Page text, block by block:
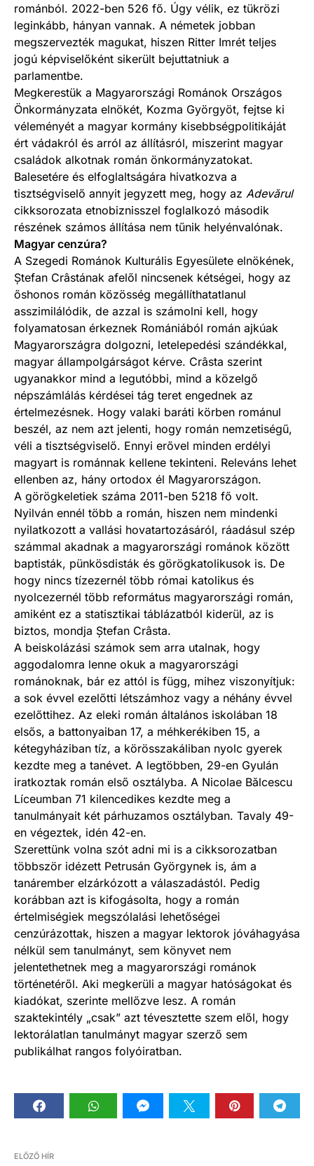
románból. 2022-ben 526 fő. Úgy vélik, ez tükrözi
leginkább, hányan vannak. A németek jobban
megszervezték magukat, hiszen Ritter Imrét teljes
jogú képviselőként sikerült bejuttatniuk a
parlamentbe.
Megkerestük a Magyarországi Románok Országos
Önkormányzata elnökét, Kozma Györgyöt, fejtse ki
véleményét a magyar kormány kisebbségpolitikáját
ért vádakról és arról az állításról, miszerint magyar
családok alkotnak román önkormányzatokat.
Balesetére és elfoglaltságára hivatkozva a
tisztségviselő annyit jegyzett meg, hogy az Adevărul
cikksorozata etnobiznisszel foglalkozó második
részének számos állítása nem tűnik helyénvalónak.
Magyar cenzúra?
A Szegedi Románok Kulturális Egyesülete elnökének,
Ștefan Crâstának afelől nincsenek kétségei, hogy az
őshonos román közösség megállíthatatlanul
asszimilálódik, de azzal is számolni kell, hogy
folyamatosan érkeznek Romániá­ból román ajkúak
Magyarországra dolgozni, letelepedési szándékkal,
magyar állampolgárságot kérve. Crâsta szerint
ugyanakkor mind a legutóbbi, mind a közelgő
népszámlálás kérdései tág teret engednek az
értelmezésnek. Hogy valaki baráti körben románul
beszél, az nem azt jelenti, hogy román nemzetiségű,
véli a tisztségviselő. Ennyi erővel minden erdélyi
magyart is románnak kellene tekinteni. Releváns lehet
ellenben az, hány ortodox él Magyarországon.
A görögkeletiek száma 2011-ben 5218 fő volt.
Nyilván ennél több a román, hiszen nem mindenki
nyilatkozott a vallási hovatartozásáról, ráadásul szép
számmal akadnak a magyarországi románok között
baptisták, pünkösdisták és görögkatolikusok is. De
hogy nincs tízezernél több római katolikus és
nyolcezernél több református magyarországi román,
amiként ez a statisztikai táblázatból kiderül, az is
biztos, mondja Ștefan Crâsta.
A beiskolázási számok sem arra utalnak, hogy
aggodalomra lenne okuk a magyarországi
románoknak, bár ez attól is függ, mihez viszonyítjuk:
a sok évvel ezelőtti létszámhoz vagy a néhány évvel
ezelőttihez. Az eleki román általános iskolában 18
elsős, a battonyaiban 17, a méhkerékiben 15, a
kétegyháziban tíz, a körösszakáliban nyolc gyerek
kezdte meg a tanévet. A legtöbben, 29-en Gyulán
iratkoztak román első osztályba. A Nicolae Bălcescu
Líceumban 71 kilencedikes kezdte meg a
tanulmányait két párhuzamos osztályban. Tavaly 49-
en végeztek, idén 42-en.
Szerettünk volna szót adni mi is a cikksorozatban
többször idézett Petrusán Györgynek is, ám a
tanárember elzárkózott a válaszadástól. Pedig
korábban azt is kifogásolta, hogy a román
értelmiségiek megszólalási lehetőségei
cenzúrázottak, hiszen a magyar lektorok jóváhagyása
nélkül sem tanulmányt, sem könyvet nem
jelentethetnek meg a magyarországi románok
történetéről. Aki megkerüli a magyar hatóságokat és
kiadókat, szerinte mellőzve lesz. A román
szaktekintély „csak” azt tévesztette szem elől, hogy
lektorálatlan tanulmányt magyar szerző sem
publikálhat rangos folyóiratban.
ELŐZŐ HÍR